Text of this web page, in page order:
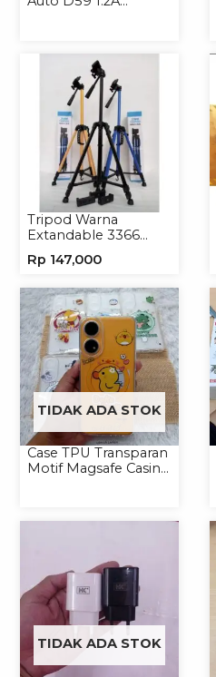
Tripod Warna
Extandable 3366
Kamera
Rp 147,000
TIDAK ADA STOK
Case TPU Transparan
Motif Magsafe Casing
TIDAK ADA STOK